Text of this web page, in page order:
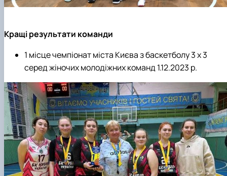
Кращі результати команди
1 місце чемпіонат міста Києва з баскетболу 3 х 3
серед жіночих молодіжних команд 1.12.2023 р.